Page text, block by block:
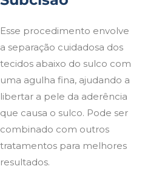
Esse procedimento envolve
a separação cuidadosa dos
tecidos abaixo do sulco com
uma agulha fina, ajudando a
libertar a pele da aderência
que causa o sulco. Pode ser
combinado com outros
tratamentos para melhores
resultados.